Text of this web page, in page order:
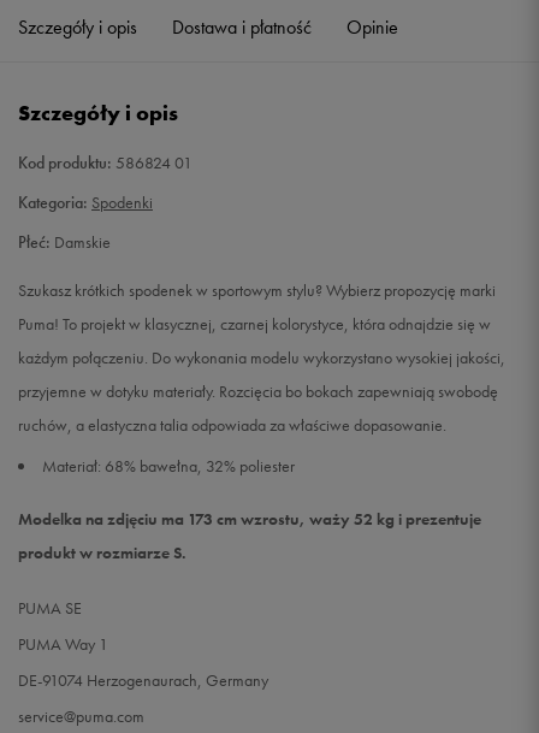
S Powiadom o dostępności
XL Powiadom o dostępności
Szczegóły i opis Dostawa i płatność Opinie
Szczegóły i opis
Kod produktu: 586824 01
Kategoria: Spodenki
Płeć: Damskie
Szukasz krótkich spodenek w sportowym stylu? Wybierz propozycję marki
Puma! To projekt w klasycznej, czarnej kolorystyce, która odnajdzie się w
każdym połączeniu. Do wykonania modelu wykorzystano wysokiej jakości,
przyjemne w dotyku materiały. Rozcięcia bo bokach zapewniają swobodę
ruchów, a elastyczna talia odpowiada za właściwe dopasowanie.
Materiał: 68% bawełna, 32% poliester
Modelka na zdjęciu ma 173 cm wzrostu, waży 52 kg i prezentuje
produkt w rozmiarze S.
PUMA SE
PUMA Way 1
DE-91074 Herzogenaurach, Germany
service@puma.com